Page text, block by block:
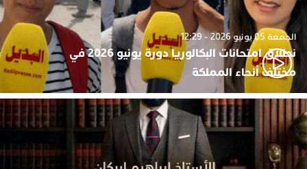
الجمعة 05 يونيو 2026 - 12:29
نطلاق امتحانات البكالوريا دورة يونيو 2026 في
مختلف أنحاء المملكة